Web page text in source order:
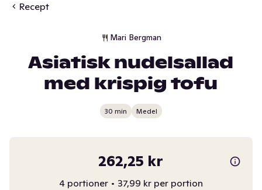
Recept
Mari Bergman
Asiatisk nudelsallad
med krispig tofu
30 min Medel
262,25 kr
4 portioner • 37,99 kr per portion